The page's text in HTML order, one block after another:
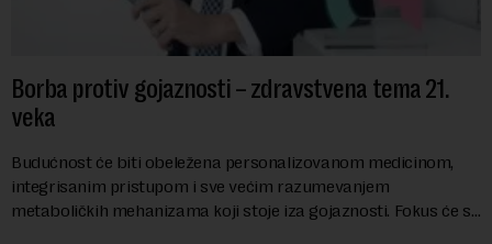
Borba protiv gojaznosti – zdravstvena tema 21.
veka
Budućnost će biti obeležena personalizovanom medicinom,
integrisanim pristupom i sve većim razumevanjem
metaboličkih mehanizama koji stoje iza gojaznosti. Fokus će se